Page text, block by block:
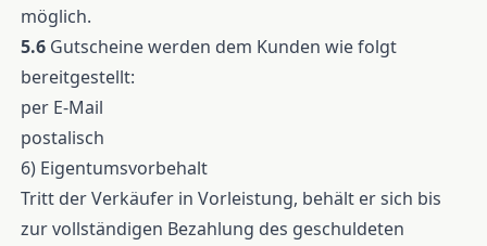
möglich.
5.6 Gutscheine werden dem Kunden wie folgt
bereitgestellt:
per E-Mail
postalisch
6) Eigentumsvorbehalt
Tritt der Verkäufer in Vorleistung, behält er sich bis
zur vollständigen Bezahlung des geschuldeten